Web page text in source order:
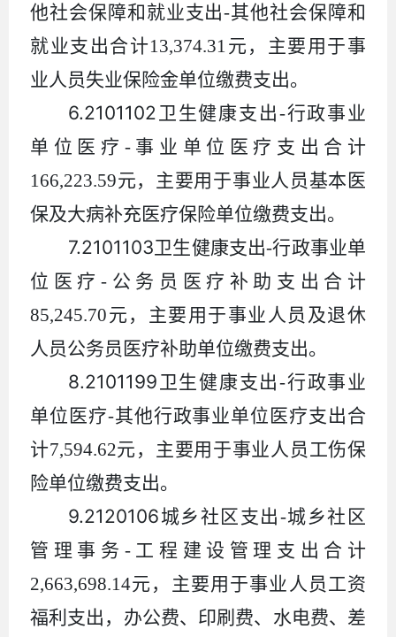
他社会保障和就业支出-其他社会保障和
就业支出合计13,374.31 元，主要用于事
业人员失业保险金单位缴费支出。
6.2101102 卫生健康支出-行政事业
单位医疗 -事业单位医疗支出合计
166,223.59元，主要用于事业人员基本医
保及大病补充医疗保险单位缴费支出。
7.2101103卫生健康支出-行政事业单
位医疗 -公务员医疗补助支出合计
85,245.70元，主要用于事业人员及退休
人员公务员医疗补助单位缴费支出。
8.2101199 卫生健康支出-行政事业
单位医疗-其他行政事业单位医疗支出合
计7,594.62元，主要用于事业人员工伤保
险单位缴费支出。
9.2120106城乡社区支出-城乡社区
管理事务 -工程建设管理支出合计
2,663,698.14元，主要用于事业人员工资
福利支出，办公费、印刷费、水电费、差